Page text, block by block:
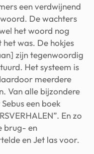
een verdwijnend
De wachters
het woord nog
was. De hokjes
zijn tegenwoordig
Het systeem is
meerdere
Van alle bijzondere
een boek
En zo
brug- en
en Jet las voor.